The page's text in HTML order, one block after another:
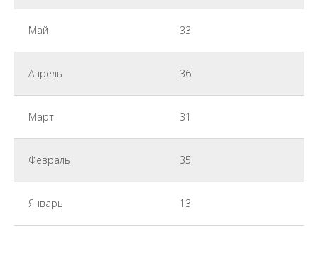
Май 33
Апрель 36
Март 31
Февраль 35
Январь 13